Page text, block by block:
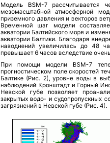
Модель BSM-7 рассчитывается
мезомасштабной атмосферной
приземного давления и векторов
Временной шаг модели
акватории Балтийского моря и
акватории Балтики. Благодаря
наводнений увеличилась до 48
превышает 6 часов вследствие
При помощи модели BSM-7
прогностическом поле скоростей
Балтике (Рис. 2), уровне воды в
наблюдений Кронштадт и Горный
Невской губе позволяет
закрытых водо- и судопропускных
загрязнений в Невской губе (Рис. 4).